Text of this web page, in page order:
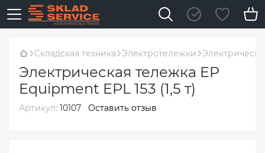
Складская техника Электротележки
Электрическая тележка EP
Equipment EPL 153 (1,5 т)
Артикул: 10107 Оставить отзыв